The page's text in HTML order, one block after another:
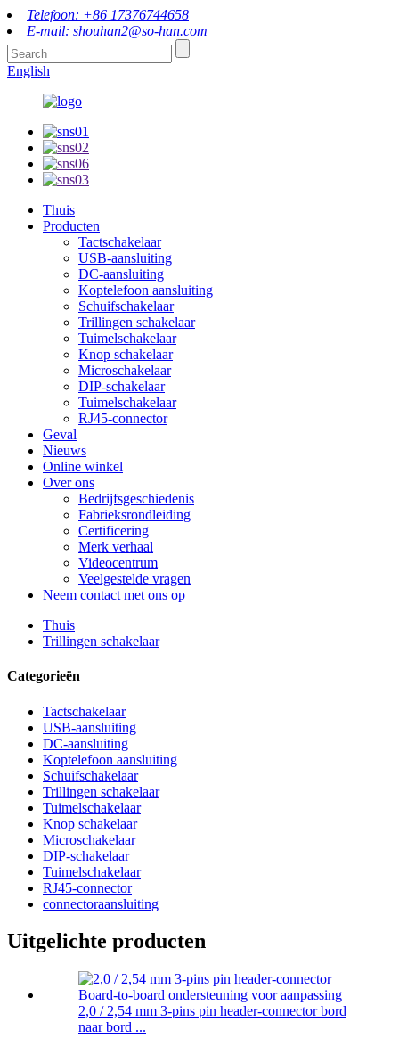
Telefoon: +86 17376744658
E-mail: shouhan2@so-han.com
English
Thuis
Producten
Tactschakelaar
USB-aansluiting
DC-aansluiting
Koptelefoon aansluiting
Schuifschakelaar
Trillingen schakelaar
Tuimelschakelaar
Knop schakelaar
Microschakelaar
DIP-schakelaar
Tuimelschakelaar
RJ45-connector
Geval
Nieuws
Online winkel
Over ons
Bedrijfsgeschiedenis
Fabrieksrondleiding
Certificering
Merk verhaal
Videocentrum
Veelgestelde vragen
Neem contact met ons op
Thuis
Trillingen schakelaar
Categorieën
Tactschakelaar
USB-aansluiting
DC-aansluiting
Koptelefoon aansluiting
Schuifschakelaar
Trillingen schakelaar
Tuimelschakelaar
Knop schakelaar
Microschakelaar
DIP-schakelaar
Tuimelschakelaar
RJ45-connector
connectoraansluiting
Uitgelichte producten
2,0 / 2,54 mm 3-pins pin header-connector bord
naar bord ...